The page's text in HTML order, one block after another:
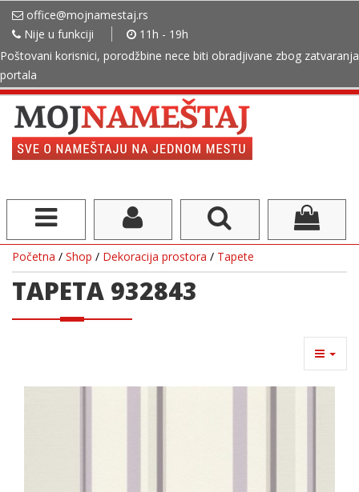
office@mojnamestaj.rs
Nije u funkciji
11h - 19h
Poštovani korisnici, porodžbine nece biti obradjivane zbog zatvaranja
portala
Početna / Shop / Dekoracija prostora / Tapete
TAPETA 932843